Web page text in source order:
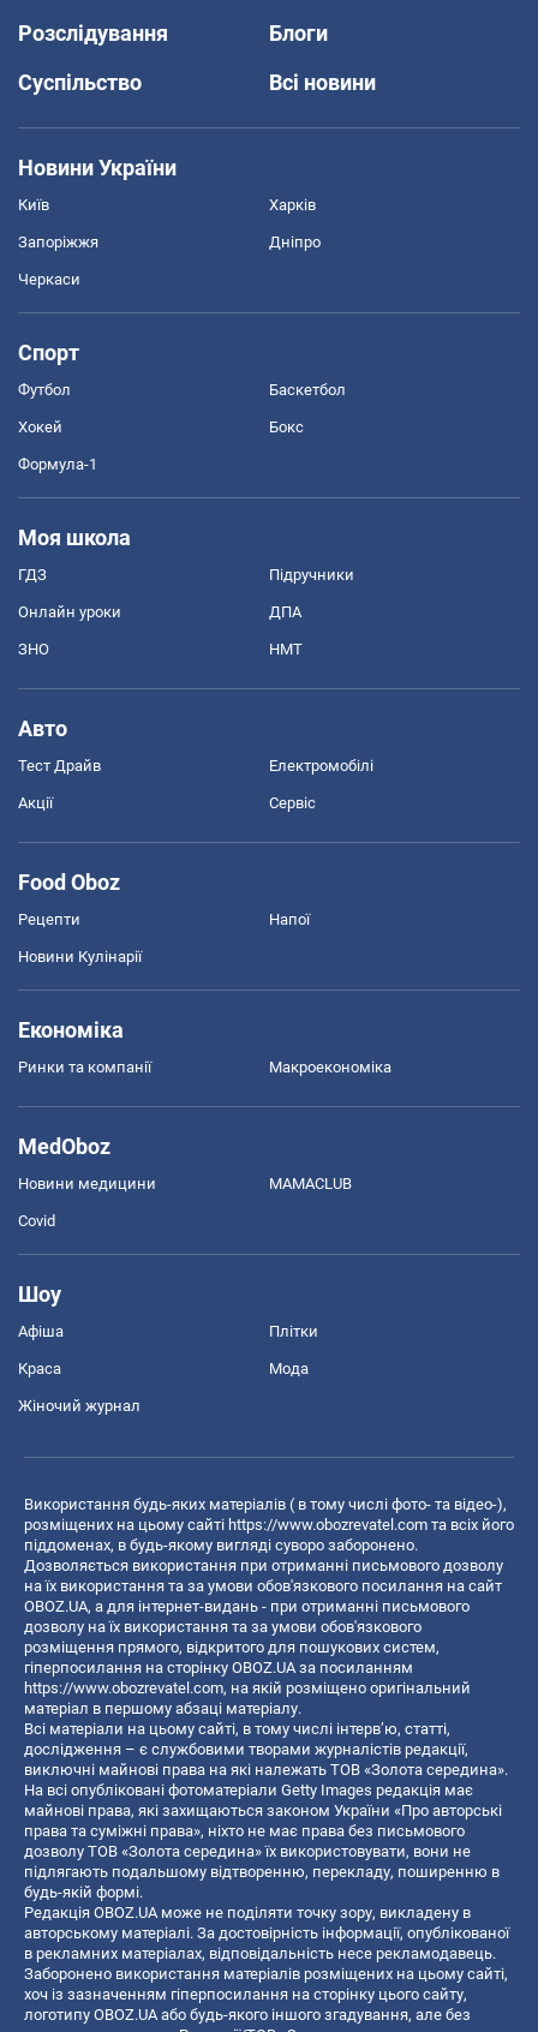
Розслідування
Блоги
Суспільство
Всі новини
Новини України
Київ Харків
Запоріжжя Дніпро
Черкаси
Спорт
Футбол Баскетбол
Хокей Бокс
Формула-1
Моя школа
ГДЗ Підручники
Онлайн уроки ДПА
ЗНО НМТ
Авто
Тест Драйв Електромобілі
Акції Сервіс
Food Oboz
Рецепти Напої
Новини Кулінарії
Економіка
Ринки та компанії Макроекономіка
MedOboz
Новини медицини MAMACLUB
Covid
Шоу
Афіша Плітки
Краса Мода
Жіночий журнал
Використання будь-яких матеріалів ( в тому числі фото- та відео-),
розміщених на цьому сайті https://www.obozrevatel.com та всіх його
піддоменах, в будь-якому вигляді суворо заборонено.
Дозволяється використання при отриманні письмового дозволу
на їх використання та за умови обов'язкового посилання на сайт
OBOZ.UA, а для інтернет-видань - при отриманні письмового
дозволу на їх використання та за умови обов'язкового
розміщення прямого, відкритого для пошукових систем,
гіперпосилання на сторінку OBOZ.UA за посиланням
https://www.obozrevatel.com, на якій розміщено оригінальний
матеріал в першому абзаці матеріалу.
Всі матеріали на цьому сайті, в тому числі інтерв’ю, статті,
дослідження – є службовими творами журналістів редакції,
виключні майнові права на які належать ТОВ «Золота середина».
На всі опубліковані фотоматеріали Getty Images редакція має
майнові права, які захищаються законом України «Про авторські
права та суміжні права», ніхто не має права без письмового
дозволу ТОВ «Золота середина» їх використовувати, вони не
підлягають подальшому відтворенню, перекладу, поширенню в
будь-якій формі.
Редакція OBOZ.UA може не поділяти точку зору, викладену в
авторському матеріалі. За достовірність інформації, опублікованої
в рекламних матеріалах, відповідальність несе рекламодавець.
Заборонено використання матеріалів розміщених на цьому сайті,
хоч із зазначенням гіперпосилання на сторінку цього сайту,
логотипу OBOZ.UA або будь-якого іншого згадування, але без